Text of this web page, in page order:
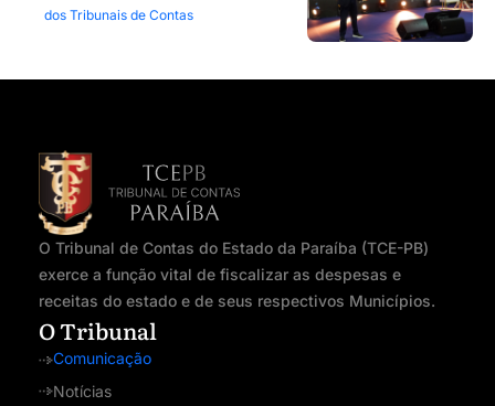
dos Tribunais de Contas
O Tribunal de Contas do Estado da Paraíba (TCE-PB)
exerce a função vital de fiscalizar as despesas e
receitas do estado e de seus respectivos Municípios.
O Tribunal
Comunicação
Notícias